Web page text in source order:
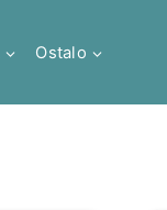
Ostalo